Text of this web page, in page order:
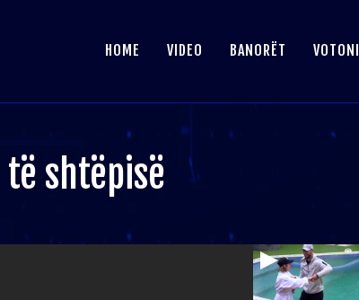
HOME VIDEO BANORËT VOTONI
shtëpisë